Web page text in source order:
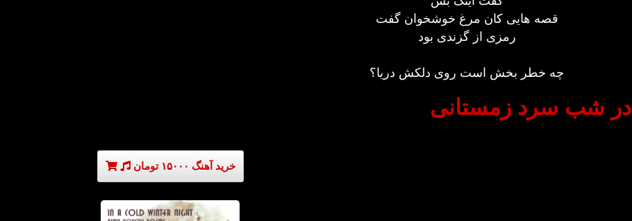
قصه هایی کان مرغ خوشخوان گفت
رمزی از گزندی بود
چه خطر بخش است روی دلکش دریا؟
در شب سرد زمستانی
خرید آهنگ ۱۵۰۰۰ تومان